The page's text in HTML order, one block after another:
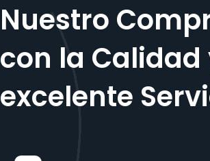
Nuestro
con la Calidad
excelente